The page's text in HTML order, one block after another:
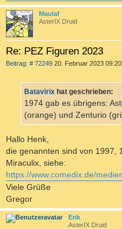
Maulaf
AsterIX Druid
Re: PEZ Figuren 2023
Beitrag: # 72249B
r
a
20. Februar 2023 09:20
Batavirix hat geschrieben:
1974 gab es übrigens:
(orange) und Zenturio
Hallo Henk,
die genannten sind von 1997,
Miraculix, siehe:
https://www.comedix.de/
Viele Grüße
Gregor
Erik
AsterIX Druid